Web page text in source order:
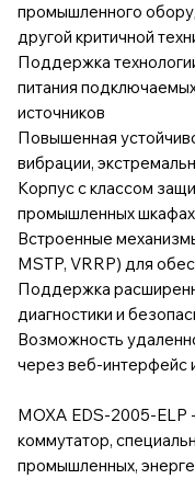
промышленного
другой критичной
Поддержка
питания
источников
Повышенная
вибрации,
Корпус с классом
промышленных
Встроенные
MSTP, VRRP) для
Поддержка
диагностики и
Возможность
через веб-интерфейс
MOXA EDS-2005-ELP
коммутатор,
промышленных,